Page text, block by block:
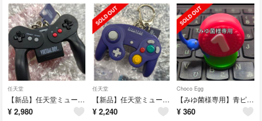
任天堂
【新品】任天堂ミュージアム限定 バーチャルボーイ キーホルダー
¥ 2,980
任天堂
【新品】任天堂ミュージアム限定 ゲームキューブキーホルダー
¥ 2,240
Choco Egg
【みゆ菌様専用】青ピクミン チョコエッグ 同封特価
¥ 360